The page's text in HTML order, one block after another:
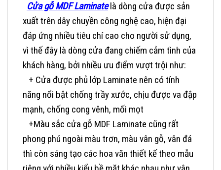
Cửa gỗ MDF Laminatelà dòng cửa được sản
xuất trên dây chuyền công nghệ cao, hiện đại
đáp ứng nhiều tiêu chí cao cho người sử dụng,
vì thế đây là dòng cửa đang chiếm cảm tình của
khách hàng, bởi nhiều ưu điểm vượt trội như:
+ Cửa được phủ lớp Laminate nên có tính
năng nổi bật chống trầy xước, chịu được va đập
mạnh, chống cong vênh, mối mọt
+Màu sắc cửa gỗ MDF Laminate cũng rất
phong phú ngoài màu trơn, màu vân gỗ, vân đá
thì còn sáng tạo các hoa văn thiết kế theo mẫu